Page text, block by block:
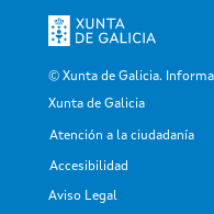
© Xunta de Galicia.
Xunta de Galicia
Pé
Atención a la ciudadanía
Accesibilidad
Aviso Legal